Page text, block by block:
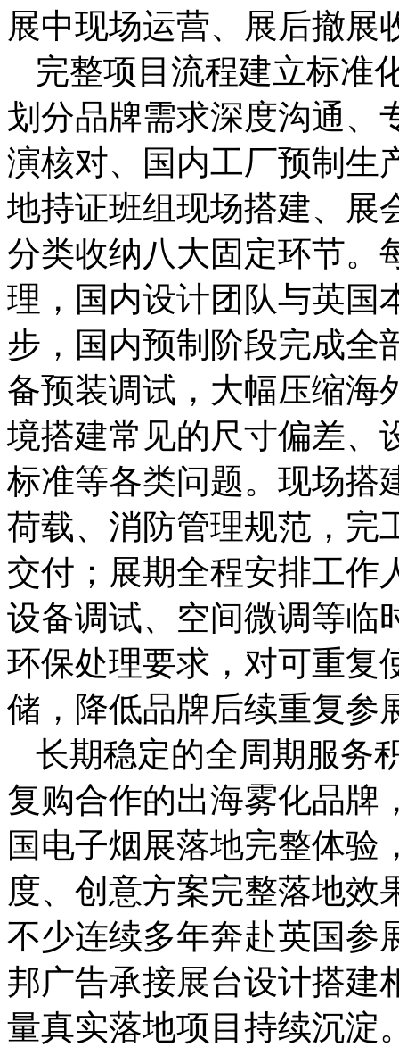
展中现场运营、展后撤展
完整项目流程建立标准
划分品牌需求深度沟通、
演核对、国内工厂预制生
地持证班组现场搭建、展
分类收纳八大固定环节。
理，国内设计团队与英国
步，国内预制阶段完成全
备预装调试，大幅压缩海
境搭建常见的尺寸偏差、
标准等各类问题。现场搭
荷载、消防管理规范，完
交付；展期全程安排工作
设备调试、空间微调等临
环保处理要求，对可重复
储，降低品牌后续重复参
长期稳定的全周期服务
复购合作的出海雾化品牌
国电子烟展落地完整体验
度、创意方案完整落地效
不少连续多年奔赴英国参
邦广告承接展台设计搭建
量真实落地项目持续沉淀